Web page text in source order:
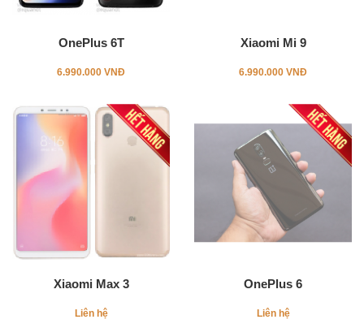
OnePlus 6T
6.990.000 VNĐ
Xiaomi Mi 9
6.990.000 VNĐ
Xiaomi Max 3
Liên hệ
OnePlus 6
Liên hệ